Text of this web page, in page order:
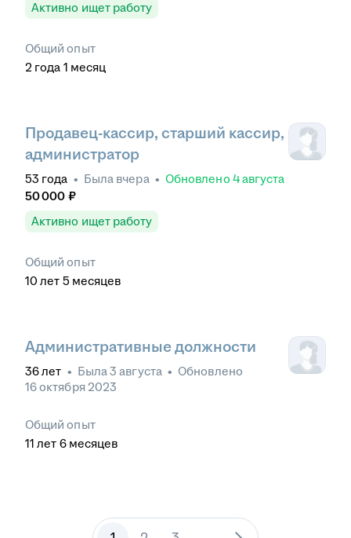
Активно ищет работу
Общий опыт
2 года 1 месяц
Продавец-кассир, старший кассир,
администратор
53 года • Была вчера • Обновлено 4 августа
50 000 ₽
Активно ищет работу
Общий опыт
10 лет 5 месяцев
Административные должности
36лет • Была3 августа • Обновлено
16 октября 2023
Общий опыт
11 лет 6 месяцев